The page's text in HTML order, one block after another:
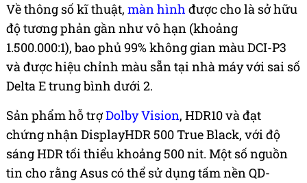
Về thông số kĩ thuật, màn hình được cho là sở hữu
độ tương phản gần như vô hạn (khoảng
1.500.000:1), bao phủ 99% không gian màu DCI-P3
và được hiệu chỉnh màu sẵn tại nhà máy với sai số
Delta E trung bình dưới 2.
Sản phẩm hỗ trợDolby Vision, HDR10 và đạt
chứng nhận DisplayHDR 500 True Black, với độ
sáng HDR tối thiểu khoảng 500 nit. Một số nguồn
tin cho rằng Asus có thể sử dụng tấm nền QD-